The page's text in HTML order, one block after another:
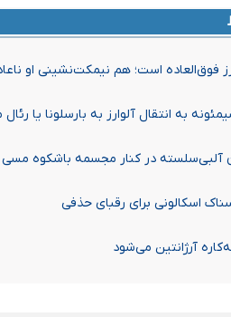
فوق‌العاده است؛ هم نیمکت‌نشینی او
به انتقال آلوارز به بارسلونا یا رئال
آلبی‌سلسته در کنار مجسمه باشکوه
اسکالونی برای رقبای حذفی
آرژانتین می‌شود